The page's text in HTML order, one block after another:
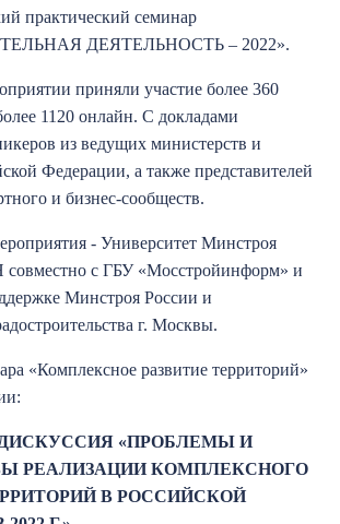
практический семинар
ДЕЯТЕЛЬНОСТЬ – 2022».
приняли участие более 360
1120 онлайн. С докладами
из ведущих министерств и
Федерации, а также представителей
и бизнес-сообществ.
- Университет Минстроя
с ГБУ «Мосстройинформ» и
Минстроя России и
г. Москвы.
«Комплексное развитие территорий»
«ПРОБЛЕМЫ И
РЕАЛИЗАЦИИ КОМПЛЕКСНОГО
В РОССИЙСКОЙ